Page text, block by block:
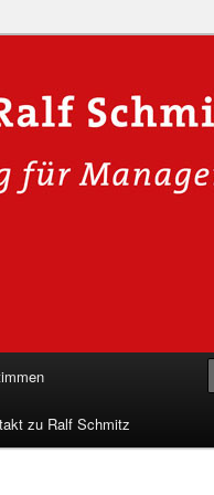
&
Erleben Sie Live-
zu Ralf Schmitz